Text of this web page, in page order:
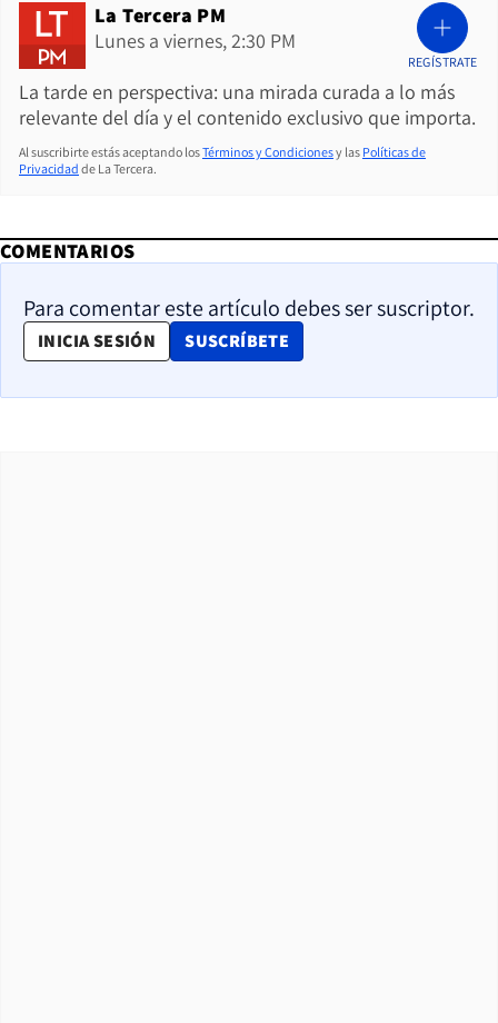
La Tercera PM
Lunes a viernes, 2:30 PM
La tarde en perspectiva: una mirada curada a lo más
relevante del día y el contenido exclusivo que importa.
REGÍSTRATE
Al suscribirte estás aceptando losTérminos y Condicionesy las Políticas de
Privacidad de La Tercera.
COMENTARIOS
Para comentar este artículo debes ser suscriptor.
INICIA SESIÓN SUSCRÍBETE
OPENS IN NEW WINDOW